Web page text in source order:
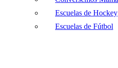
Escuelas de Hockey
Escuelas de Fútbol